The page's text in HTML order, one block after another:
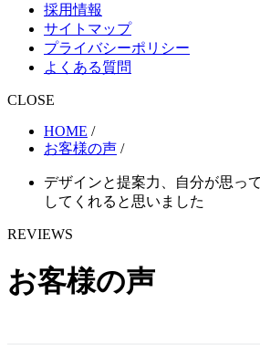
採用情報
サイトマップ
プライバシーポリシー
よくある質問
CLOSE
HOME /
お客様の声 /
デザインと提案力、自分が思っ
してくれると思いました
REVIEWS
お客様の声